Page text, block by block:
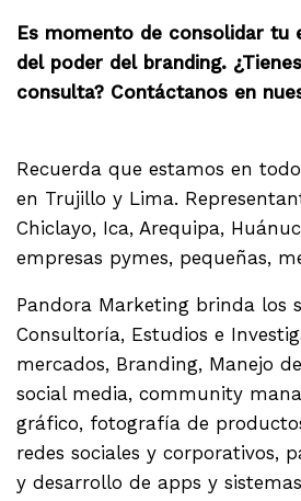
Es momento de consolidar tu
del poder del branding.
consulta? Contáctanos en
Recuerda que estamos en
en Trujillo y Lima.
Chiclayo, Ica, Arequipa,
empresas pymes, pequeñas,
Pandora Marketing brinda los
Consultoría, Estudios e
mercados, Branding, Manejo
social media, community
gráfico, fotografía de
redes sociales y corporativos,
y desarrollo de apps y